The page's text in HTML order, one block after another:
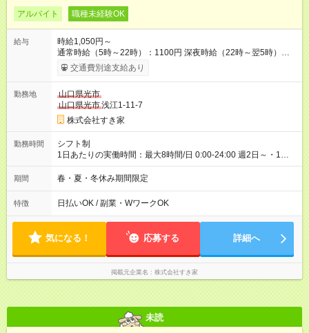
アルバイト 職種未経験OK
給与
時給1,050円～
通常時給（5時～22時）：1100円 深夜時給（22時～翌5時）：
1375円 高校生時給：1050円 【特別手当】早朝手当（5：00-9：
00）時給+150円 【試用期間】試用期間あり 試用期間の長さ：1
30日（※条件変更なし）ですが、切り上げで一ヶ月とさせてい
ただきます。 研修制度あり：15時間(研修中も同時給）
交通費別途支給あり
勤務地
山口県光市
山口県光市浅江1-11-7
株式会社すき家
勤務時間
シフト制
1日あたりの実働時間：最大8時間/日 0:00-24:00 週2日～・1日
2h～OK ＜シフト例＞ 〇朝帯 5:00-9:00 〇昼帯 9:00-14:00 〇午
後帯 14:00-18:00 〇夜帯 18:00-22:00 〇深夜帯 22:00-翌5:00 基
ます♪
期間 春・夏・冬休み期間限定
特徴 日払いOK / 副業・WワークOK
気になる！ 応募する 詳細へ
掲載元企業名 株式会社すき家
未読